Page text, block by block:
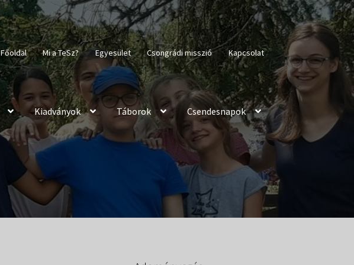
Főoldal Mi a TeSz? Egyesület Csongrádi misszió Kapcsolat
Kiadványok Táborok Csendesnapok